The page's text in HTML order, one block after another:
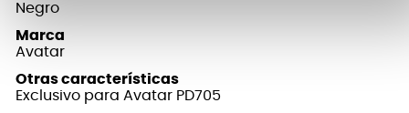
Negro
Marca
Avatar
Otras características
Exclusivo para Avatar PD705